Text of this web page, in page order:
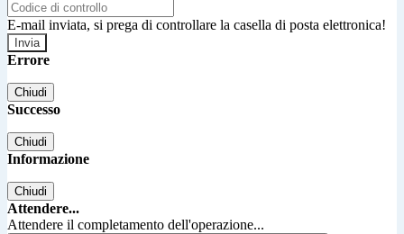
E-mail inviata, si prega di controllare la casella di posta elettronica!
Errore
Chiudi
Successo
Chiudi
Informazione
Chiudi
Attendere...
Attendere il completamento dell'operazione...